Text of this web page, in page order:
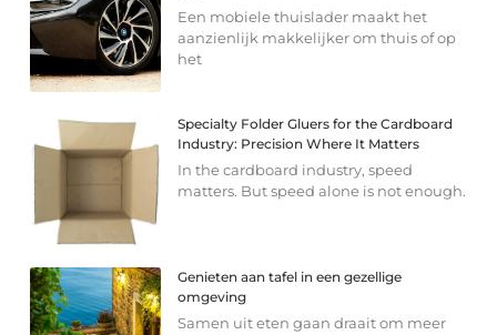
Een mobiele thuislader maakt het
aanzienlijk makkelijker om thuis of op
het
Specialty Folder Gluers for the Cardboard
Industry: Precision Where It Matters
In the cardboard industry, speed
matters. But speed alone is not enough.
Genieten aan tafel in een gezellige
omgeving
Samen uit eten gaan draait om meer